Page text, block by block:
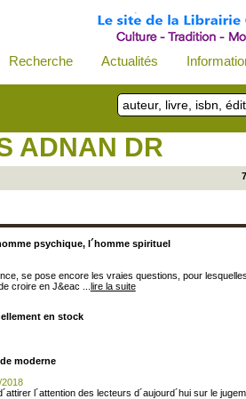
Recherche Actualités
ADNAN DR
psychique, l´homme spirituel
se pose encore les vraies questions, pour
croire en J&eac ... lire la suite
en stock
moderne
l´attention des lecteurs d´aujourd´hui sur le